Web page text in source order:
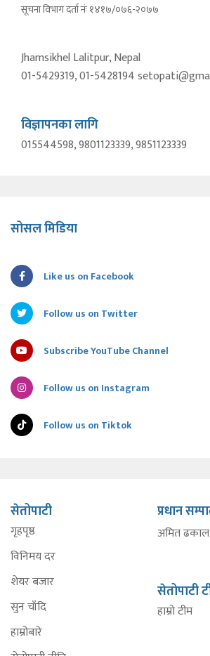
सूचना विभाग दर्ता नंः १४१७/०७६-२०७७
Jhamsikhel Lalitpur, Nepal
01-5429319, 01-5428194
विज्ञापनका लागि
015544598, 9801123339, 9851123339
सोसल मिडिया
Like us on Facebook
Follow us on Twitter
Subscribe YouTube Channel
Follow us on Instagram
Follow us on Tiktok
सेतोपाटी
गृहपृष्ठ
विनिमय दर
शेयर बजार
सुन चाँदि
हाम्रोबारे
प्रधान
अमित ढकाल
सेतोपाटी
हाम्रो टीम